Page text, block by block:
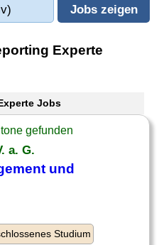
Experte
Jobs
gefunden
a. G.
und
Studium